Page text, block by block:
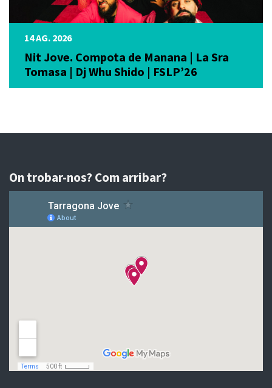
14 AG. 2026
Nit Jove. Compota de Manana | La Sra
Tomasa | Dj Whu Shido | FSLP’26
On trobar-nos? Com arribar?